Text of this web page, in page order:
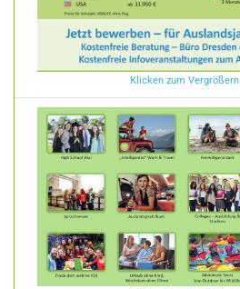
Klicken zum Vergrößern